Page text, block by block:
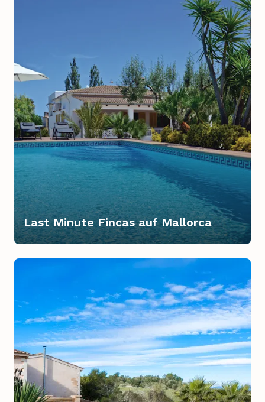
Last Minute Fincas auf Mallorca